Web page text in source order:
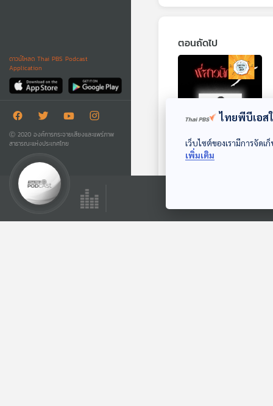
ดาวน์โหลด Thai PBS Podcast
Application
Ⓒ 2020 องค์การกระจายเสียงและแพร่ภาพ
สาธารณะแห่งประเทศไทย
ตอนถัดไป
EP. 224: พี่สาวนัก
ไทยพีบีเอส
เว็บไซต์ของเรามีการจัด
เพิ่มเติม